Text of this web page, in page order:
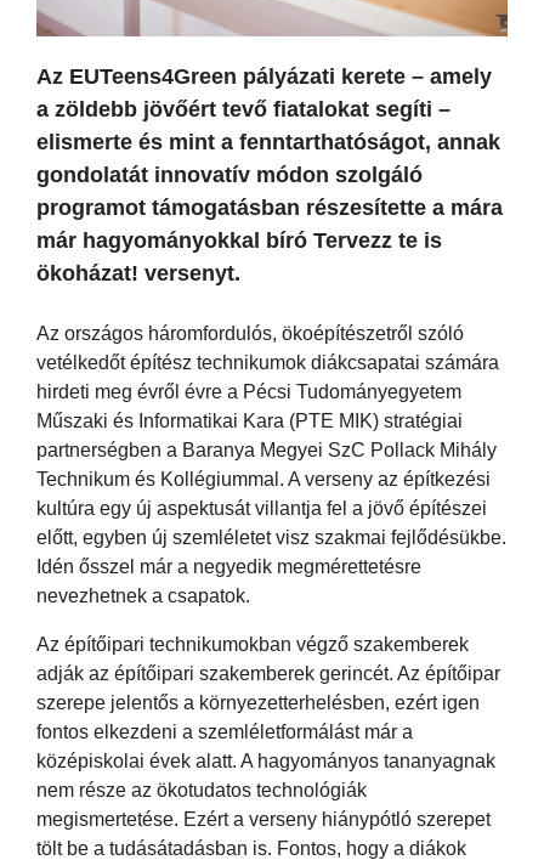
Az EUTeens4Green pályázati kerete – amely
a zöldebb jövőért tevő fiatalokat segíti –
elismerte és mint a fenntarthatóságot, annak
gondolatát innovatív módon szolgáló
programot támogatásban részesítette a mára
már hagyományokkal bíró Tervezz te is
ökoházat! versenyt.
Az országos háromfordulós, ökoépítészetről szóló
vetélkedőt építész technikumok diákcsapatai számára
hirdeti meg évről évre a Pécsi Tudományegyetem
Műszaki és Informatikai Kara (PTE MIK) stratégiai
partnerségben a Baranya Megyei SzC Pollack Mihály
Technikum és Kollégiummal. A verseny az építkezési
kultúra egy új aspektusát villantja fel a jövő építészei
előtt, egyben új szemléletet visz szakmai fejlődésükbe.
Idén ősszel már a negyedik megmérettetésre
nevezhetnek a csapatok.
Az építőipari technikumokban végző szakemberek
adják az építőipari szakemberek gerincét. Az építőipar
szerepe jelentős a környezetterhelésben, ezért igen
fontos elkezdeni a szemléletformálást már a
középiskolai évek alatt. A hagyományos tananyagnak
nem része az ökotudatos technológiák
megismertetése. Ezért a verseny hiánypótló szerepet
tölt be a tudásátadásban is. Fontos, hogy a diákok